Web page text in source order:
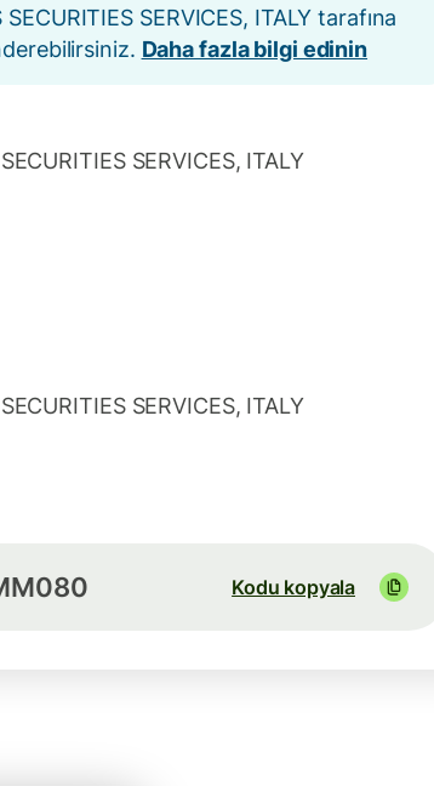
SECURITIES SERVICES, ITALY tarafına
Daha fazla bilgi edinin
SERVICES, ITALY
SERVICES, ITALY
Kodu kopyala